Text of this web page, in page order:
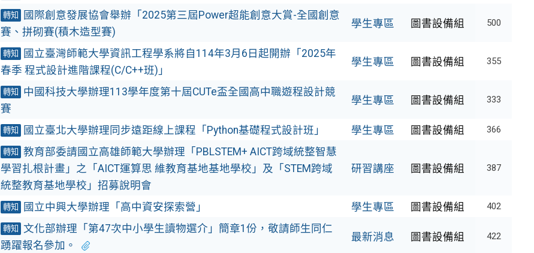
轉知
國際創意發展協會舉辦「2025第三屆Power超能創意大賞-全國創意
賽、拼砌賽(積木造型賽)
學生專區 圖書設備組 500
轉知
國立臺灣師範大學資訊工程學系將自114年3月6日起開辦「2025年
春季 程式設計進階課程(C/C++班)」
學生專區 圖書設備組 355
轉知
中國科技大學辦理113學年度第十屆CUTe盃全國高中職遊程設計競
賽
學生專區 圖書設備組 333
轉知 國立臺北大學辦理同步遠距線上課程「Python基礎程式設計班」 學生專區 圖書設備組 366
轉知
教育部委請國立高雄師範大學辦理「PBLSTEM+ AICT跨域統整智慧
學習扎根計畫」之「AICT運算思 維教育基地基地學校」及「STEM跨域
統整教育基地學校」招募說明會
研習講座 圖書設備組 387
轉知 國立中興大學辦理「高中資安探索營」 學生專區 圖書設備組 402
轉知
文化部辦理「第47次中小學生讀物選介」簡章1份，敬請師生同仁
踴躍報名參加。
最新消息 圖書設備組 422